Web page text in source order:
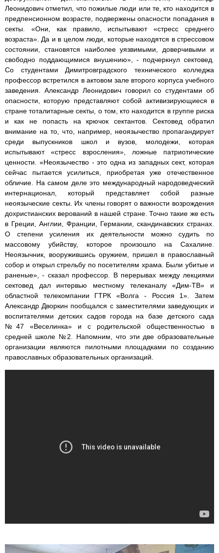
Леонидович отметил, что пожилые люди или те, кто находится в
предпенсионном возрасте, подвержены опасности попадания в
секты. «Они, как правило, испытывают «стресс среднего
возраста». Да и в целом люди, которые находятся в стрессовом
состоянии, становятся наиболее уязвимыми, доверчивыми и
свободно поддающимися внушению», - подчеркнул сектовед.
Со студентами Димитровградского технического колледжа
профессор встретился в актовом зале второго корпуса учебного
заведения. Александр Леонидович говорил со студентами об
опасности, которую представляют собой активизирующиеся в
стране тоталитарные секты, о том, кто находится в группе риска
и как не попасть на крючок сектантов. Сектовед обратил
внимание на то, что, например, неоязычество пропагандирует
среди выпускников школ и вузов, молодежи, которая
испытывают «стресс взросления», ложные патриотические
ценности. «Неоязычество - это одна из западных сект, которая
сейчас пытается усилиться, приобретая уже отечественное
обличие. На самом деле это международный народоведческий
интернационал, который представляет собой разные
неоязыческие секты. Их члены говорят о важности возрождения
дохристианских верований в нашей стране. Точно такие же есть
в Греции, Англии, Франции, Германии, скандинавских странах.
О степени усиления их деятельности можно судить по
массовому убийству, которое произошло на Сахалине.
Неоязычник, вооружившись оружием, пришел в православный
собор и открыл стрельбу по посетителям храма. Были убитые и
раненые», - сказал профессор. В перерывах между лекциями
сектовед дал интервью местному телеканалу «Дим-ТВ» и
областной телекомпании ГТРК «Волга - Россия 1». Затем
Александр Дворкин пообщался с заместителями заведующих и
воспитателями детских садов города на базе детского сада
№47 «Веселинка» и с родительской общественностью в
средней школе №2. Напомним, что эти две образовательные
организации являются пилотными площадками по созданию
православных образовательных организаций.